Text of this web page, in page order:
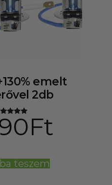
emelt
2db
5.00
/ 5
Ft
teszem